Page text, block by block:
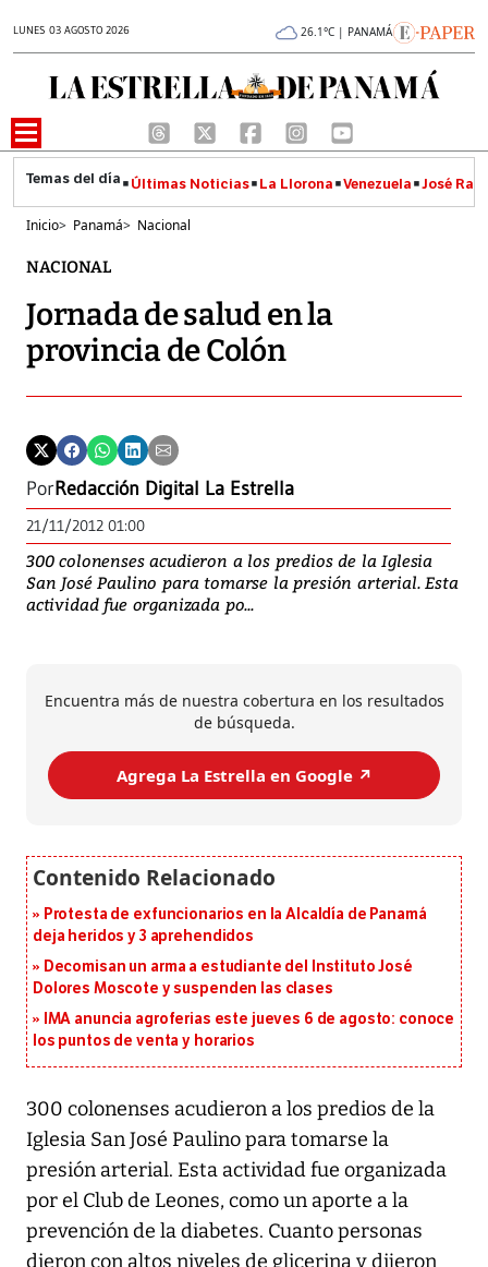
LUNES 03 AGOSTO 2026 26.1°C | PANAMÁ
Últimas Noticias La Llorona Venezuela José
Inicio> Panamá> Nacional
NACIONAL
Jornada de salud en la
provincia de Colón
PorRedacción Digital La Estrella
21/11/2012 01:00
300 colonenses acudieron a los predios de la Iglesia
San José Paulino para tomarse la presión arterial. Esta
actividad fue organizada po...
Encuentra más de nuestra cobertura en los resultados
de búsqueda.
Agrega La Estrella en Google ↗️
Protesta de exfuncionarios en la Alcaldía de Panamá
deja heridos y 3 aprehendidos
Decomisan un arma a estudiante del Instituto José
Dolores Moscote y suspenden las clases
IMA anuncia agroferias este jueves 6 de agosto: conoce
los puntos de venta y horarios
300 colonenses acudieron a los predios de la
Iglesia San José Paulino para tomarse la
presión arterial. Esta actividad fue organizada
por el Club de Leones, como un aporte a la
prevención de la diabetes. Cuanto personas
dieron con altos niveles de glicerina y dijeron